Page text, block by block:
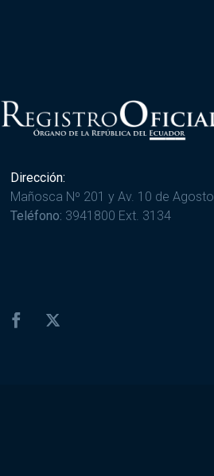
Dirección:
Mañosca Nº 201 y Av. 10 de Agosto
Teléfono: 3941800 Ext. 3134